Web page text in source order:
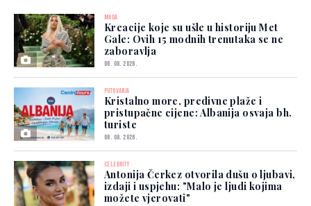
MODA
Kreacije koje su ušle u historiju Met
Gale: Ovih 15 modnih trenutaka se ne
zaboravlja
06. 08. 2026.
PUTOVANJA
Kristalno more, predivne plaže i
pristupačne cijene: Albanija osvaja bh.
turiste
06. 08. 2026.
CELEBRITY
Antonija Čerkez otvorila dušu o ljubavi,
izdaji i uspjehu: "Malo je ljudi kojima
možete vjerovati"